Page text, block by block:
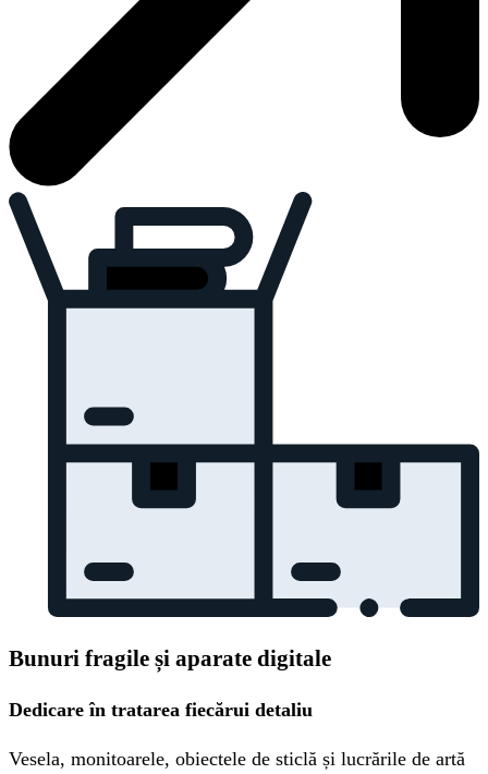
Bunuri fragile și aparate digitale
Dedicare în tratarea fiecărui detaliu
Vesela, monitoarele, obiectele de sticlă și lucrările de artă